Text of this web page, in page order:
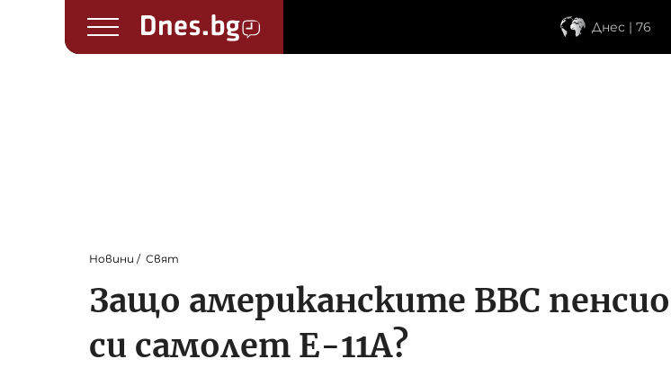
Днес | 76
Новини Свят
Защо американските ВВС
си самолет E-11A?